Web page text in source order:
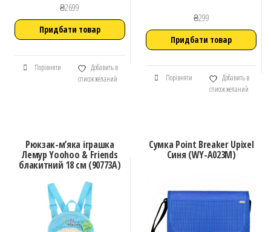
₴2699
Придбати товар
Порівняти
Добавить в
список желаний
₴299
Придбати товар
Порівняти
Добавить в
список желаний
Рюкзак-м’яка іграшка
Лемур Yoohoo & Friends
блакитний 18 см (90773A)
Сумка Point Breaker Upixel
Синя (WY-A023M)